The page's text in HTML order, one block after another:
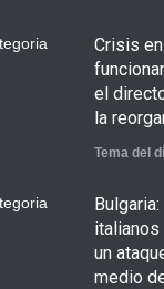
Crisis
el
la
Tema del
un
medio